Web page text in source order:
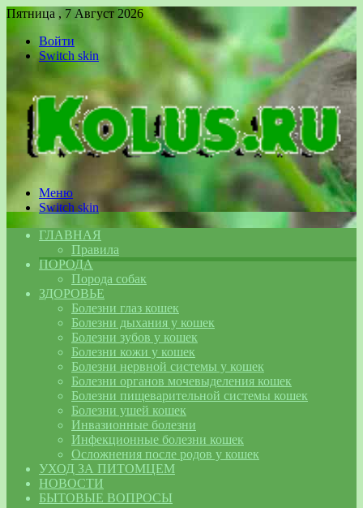
Пятница , 7 Август 2026
Войти
Switch skin
Меню
Switch skin
ГЛАВНАЯ
Правила
ПОРОДА
Порода собак
ЗДОРОВЬЕ
Болезни глаз кошек
Болезни дыхания у кошек
Болезни зубов у кошек
Болезни кожи у кошек
Болезни нервной системы у кошек
Болезни органов мочевыделения кошек
Болезни пищеварительной системы кошек
Болезни ушей кошек
Инвазионные болезни
Инфекционные болезни кошек
Осложнения после родов у кошек
УХОД ЗА ПИТОМЦЕМ
НОВОСТИ
БЫТОВЫЕ ВОПРОСЫ